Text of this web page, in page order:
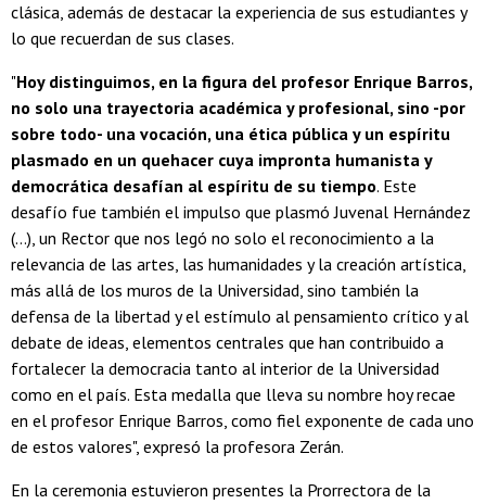
clásica, además de destacar la experiencia de sus estudiantes y
lo que recuerdan de sus clases.
"Hoy distinguimos, en la figura del profesor Enrique Barros,
no solo una trayectoria académica y profesional, sino -por
sobre todo- una vocación, una ética pública y un espíritu
plasmado en un quehacer cuya impronta humanista y
democrática desafían al espíritu de su tiempo. Este
desafío fue también el impulso que plasmó Juvenal Hernández
(...), un Rector que nos legó no solo el reconocimiento a la
relevancia de las artes, las humanidades y la creación artística,
más allá de los muros de la Universidad, sino también la
defensa de la libertad y el estímulo al pensamiento crítico y al
debate de ideas, elementos centrales que han contribuido a
fortalecer la democracia tanto al interior de la Universidad
como en el país. Esta medalla que lleva su nombre hoy recae
en el profesor Enrique Barros, como fiel exponente de cada uno
de estos valores", expresó la profesora Zerán.
En la ceremonia estuvieron presentes la Prorrectora de la